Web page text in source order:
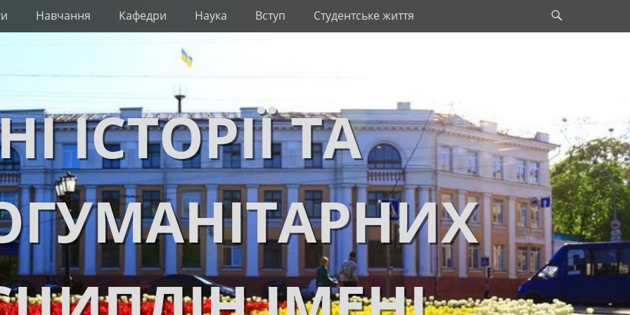
Навчання Кафедри Наука Вступ Студентське життя
ІСТОРІЇ ТА